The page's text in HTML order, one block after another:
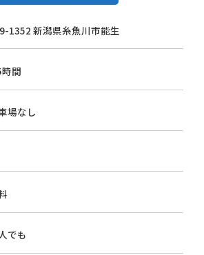
1352 新潟県糸魚川市能生
間
場なし
でも